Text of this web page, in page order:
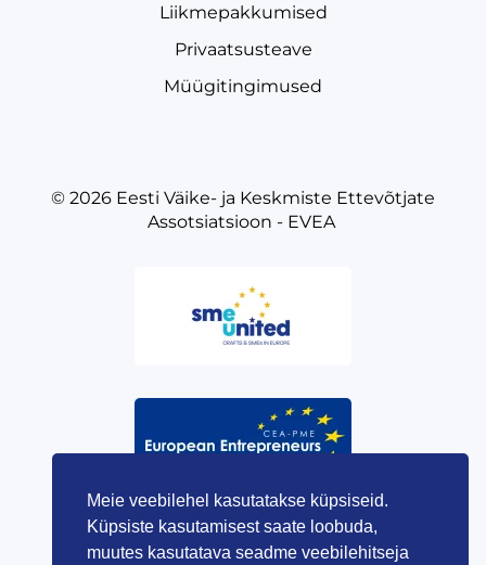
Liikmepakkumised
Privaatsusteave
Müügitingimused
© 2026 Eesti Väike- ja Keskmiste Ettevõtjate
Assotsiatsioon - EVEA
Meie veebilehel kasutatakse küpsiseid.
Küpsiste kasutamisest saate loobuda,
muutes kasutatava seadme veebilehitseja